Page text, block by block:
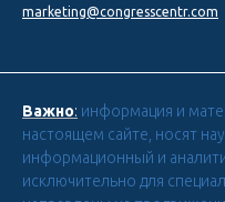
marketing@congresscentr.com
Важно: информация и
настоящем сайте, носят
информационный и
исключительно для